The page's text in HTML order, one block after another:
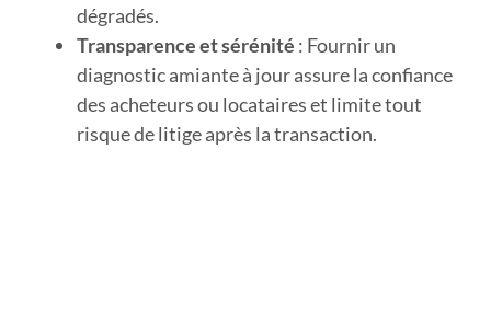
dégradés.
Transparence et sérénité : Fournir un
diagnostic amiante à jour assure la confiance
des acheteurs ou locataires et limite tout
risque de litige après la transaction.